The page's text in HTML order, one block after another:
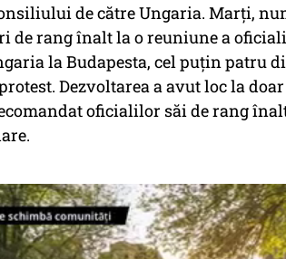
de către Ungaria. Marți,
de rang înalt la o reuniune a
la Budapesta, cel puțin patru
Dezvoltarea a avut loc la
oficialilor săi de rang